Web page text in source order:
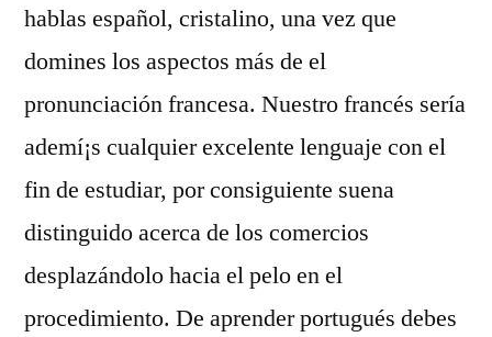
hablas español, cristalino, una vez que
domines los aspectos más de el
pronunciación francesa. Nuestro francés serí­a
ademí¡s cualquier excelente lenguaje con el
fin de estudiar, por consiguiente suena
distinguido acerca de los comercios
desplazándolo hacia el pelo en el
procedimiento. De aprender portugués debes